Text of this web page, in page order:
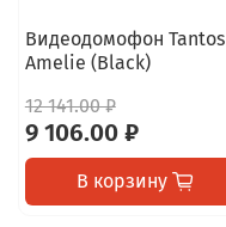
Видеодомофон Tantos
Amelie (Black)
12 141.00 ₽
9 106.00 ₽
В корзину